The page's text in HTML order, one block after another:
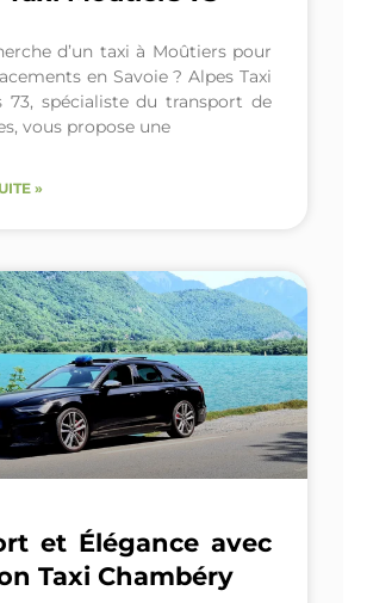
d’un taxi à Moûtiers pour
en Savoie ? Alpes Taxi
73, spécialiste du transport de
vous propose une
»
et Élégance avec
Taxi Chambéry